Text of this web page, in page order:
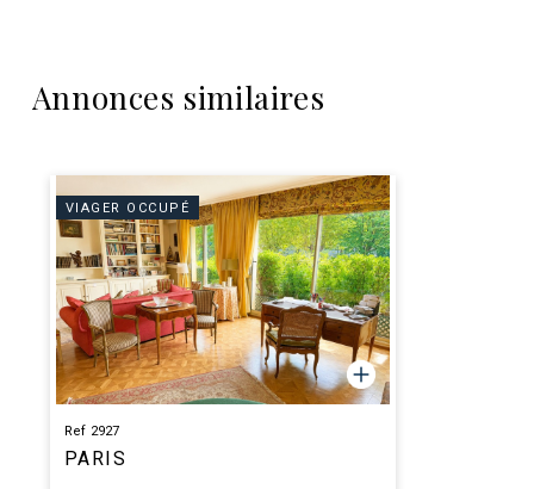
Annonces similaires
VIAGER OCCUPÉ
Ref 2927
PARIS